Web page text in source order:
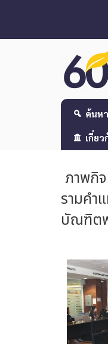
ค้นหา
เกี่ย
ภาพกิ
รามคำ
บัณฑิต